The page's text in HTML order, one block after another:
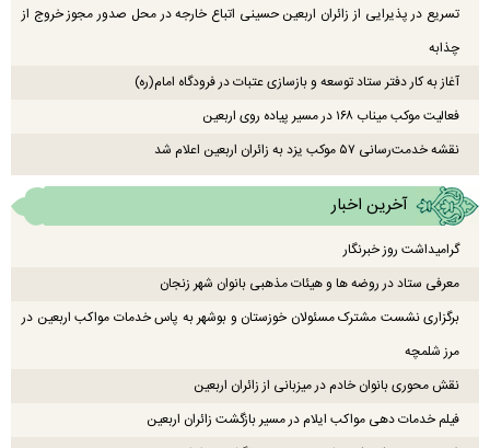
تسریع در پذیرایی از زائران اربعین حسینی اتباع خارجه در محل صدور مجوز خروج از
چذابه
آغاز به کار دفتر ستاد توسعه و بازسازی عتبات در فرودگاه امام(ره)
فعالیت موکب میناب ۱۶۸ در مسیر پیاده روی اربعین
نقشه خدمت‌رسانی ۵۷ موکب یزد به زائران اربعین اعلام شد
آخرین اخبار
گرامیداشت روز خبرنگار
معرفی ستاد در روضه ها و هیئات مذهبی بانوان شهر زنجان
برگزاری نشست مشترک مسئولان خوزستان و بوشهر به پاس خدمات مواکب اربعین در
مرز شلمچه
نقش محوری بانوان خادم در میزبانی از زائران اربعین
فیلم خدمات دهی مواکب ایلام در مسیر بازگشت زائران اربعین